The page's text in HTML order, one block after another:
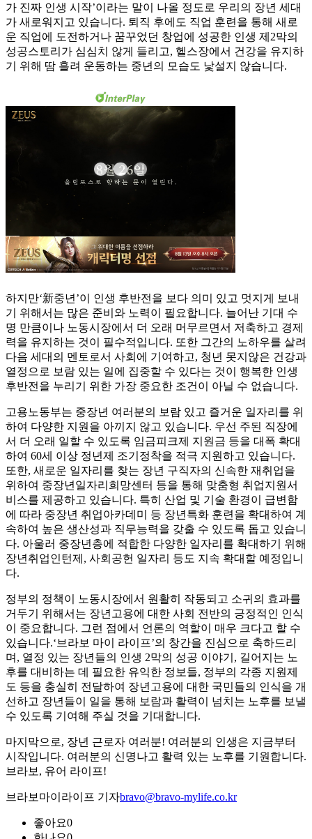
가 진짜 인생 시작’이라는 말이 나올 정도로 우리의 장년 세대
가 새로워지고 있습니다. 퇴직 후에도 직업 훈련을 통해 새로
운 직업에 도전하거나 꿈꾸었던 창업에 성공한 인생 제2막의
성공스토리가 심심치 않게 들리고, 헬스장에서 건강을 유지하
기 위해 땀 흘려 운동하는 중년의 모습도 낯설지 않습니다.
하지만‘新중년’이 인생 후반전을 보다 의미 있고 멋지게 보내
기 위해서는 많은 준비와 노력이 필요합니다. 늘어난 기대 수
명 만큼이나 노동시장에서 더 오래 머무르면서 저축하고 경제
력을 유지하는 것이 필수적입니다. 또한 그간의 노하우를 살려
다음 세대의 멘토로서 사회에 기여하고, 청년 못지않은 건강과
열정으로 보람 있는 일에 집중할 수 있다는 것이 행복한 인생
후반전을 누리기 위한 가장 중요한 조건이 아닐 수 없습니다.
고용노동부는 중장년 여러분의 보람 있고 즐거운 일자리를 위
하여 다양한 지원을 아끼지 않고 있습니다. 우선 주된 직장에
서 더 오래 일할 수 있도록 임금피크제 지원금 등을 대폭 확대
하여 60세 이상 정년제 조기정착을 적극 지원하고 있습니다.
또한, 새로운 일자리를 찾는 장년 구직자의 신속한 재취업을
위하여 중장년일자리희망센터 등을 통해 맞춤형 취업지원서
비스를 제공하고 있습니다. 특히 산업 및 기술 환경이 급변함
에 따라 중장년 취업아카데미 등 장년특화 훈련을 확대하여 계
속하여 높은 생산성과 직무능력을 갖출 수 있도록 돕고 있습니
다. 아울러 중장년층에 적합한 다양한 일자리를 확대하기 위해
장년취업인턴제, 사회공헌 일자리 등도 지속 확대할 예정입니
다.
정부의 정책이 노동시장에서 원활히 작동되고 소귀의 효과를
거두기 위해서는 장년고용에 대한 사회 전반의 긍정적인 인식
이 중요합니다. 그런 점에서 언론의 역할이 매우 크다고 할 수
있습니다.‘브라보 마이 라이프’의 창간을 진심으로 축하드리
며, 열정 있는 장년들의 인생 2막의 성공 이야기, 길어지는 노
후를 대비하는 데 필요한 유익한 정보들, 정부의 각종 지원제
도 등을 충실히 전달하여 장년고용에 대한 국민들의 인식을 개
선하고 장년들이 일을 통해 보람과 활력이 넘치는 노후를 보낼
수 있도록 기여해 주실 것을 기대합니다.
마지막으로, 장년 근로자 여러분! 여러분의 인생은 지금부터
시작입니다. 여러분의 신명나고 활력 있는 노후를 기원합니다.
브라보, 유어 라이프!
브라보마이라이프 기자bravo@bravo-mylife.co.kr
좋아요0